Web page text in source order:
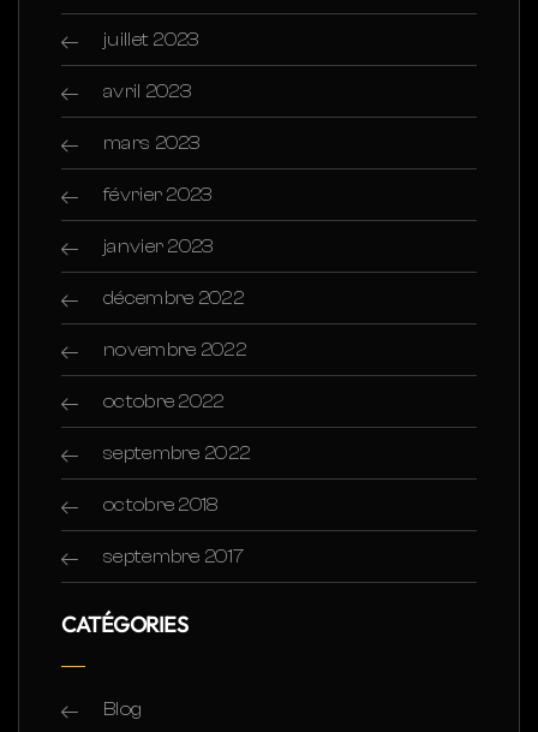
juillet 2023
avril 2023
mars 2023
février 2023
janvier 2023
décembre 2022
novembre 2022
octobre 2022
septembre 2022
octobre 2018
septembre 2017
CATÉGORIES
Blog